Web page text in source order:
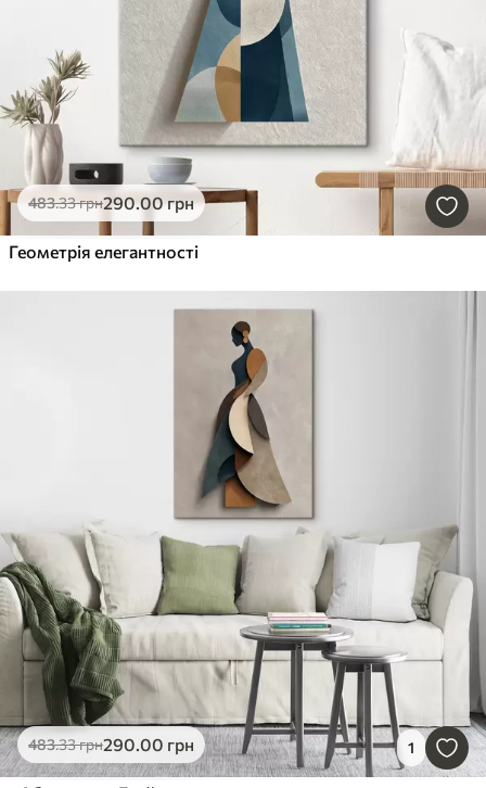
483.33грн290.00грн
Геометрія елегантності
483.33грн290.00 грн 1